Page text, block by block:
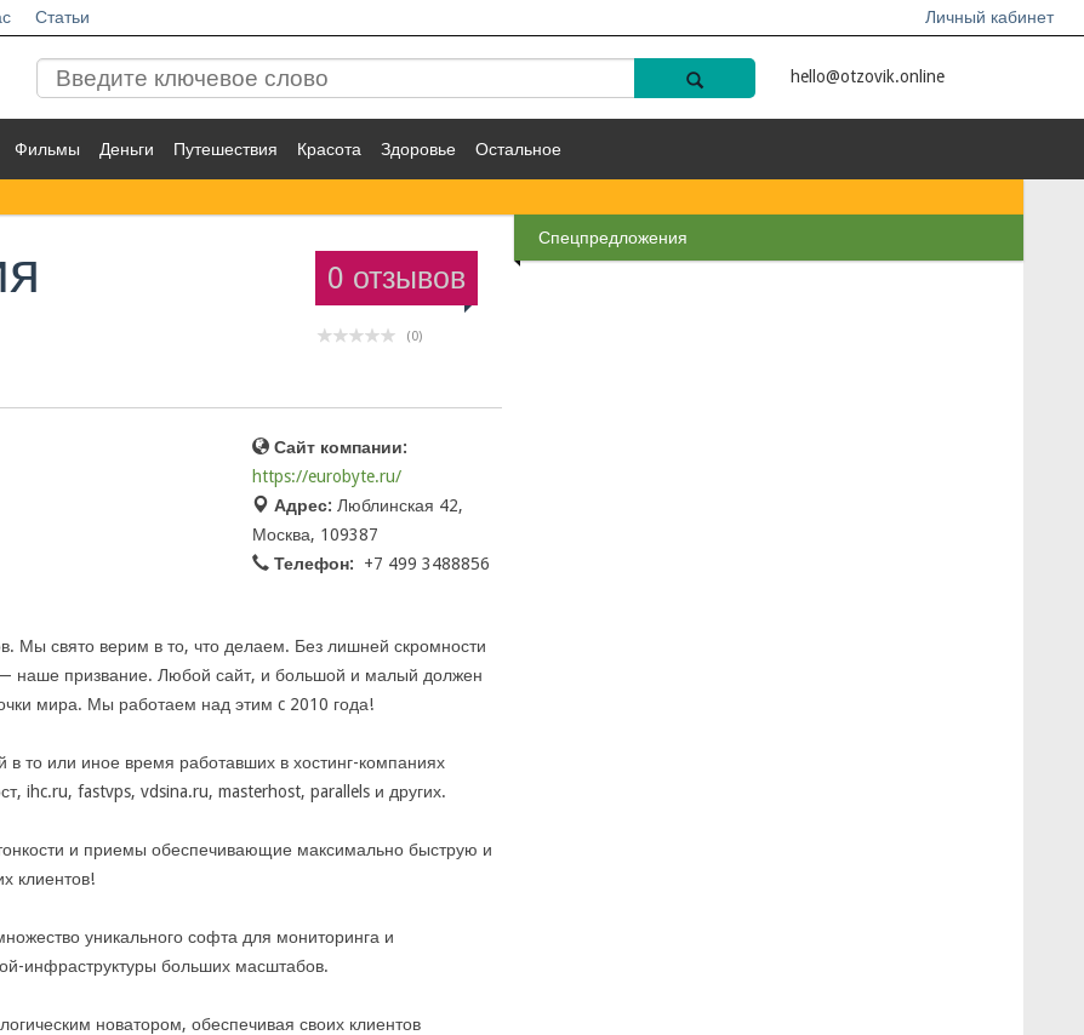
Статьи Личный кабинет
hello@otzovik.online
Фильмы Деньги Путешествия Красота Здоровье Остальное
0 отзывов
(0)
Сайт компании:
https://eurobyte.ru/
Адрес: Люблинская 42,
Москва, 109387
Телефон:
+7 499 3488856
свято верим в то, что делаем. Без лишней скромности
— наше призвание. Любой сайт, и большой и малый должен
мира. Мы работаем над этим c 2010 года!
то или иное время работавших в хостинг-компаниях
ihc.ru, fastvps, vdsina.ru, masterhost, parallels и других.
и приемы обеспечивающие максимально быструю и
клиентов!
уникального софта для мониторинга и
инфраструктуры больших масштабов.
новатором, обеспечивая своих клиентов
Спецпредложения